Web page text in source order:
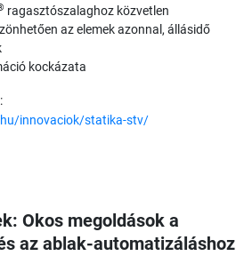
ragasztószalaghoz közvetlen
az elemek azonnal, állásidő
kockázata
innovaciok/statika-stv/
Okos megoldások a
az ablak-automatizáláshoz